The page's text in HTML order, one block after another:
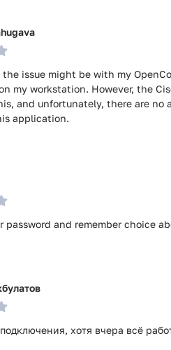
issue might be with my
my workstation. However, the
and unfortunately, there are no
application.
password and remember choice
хотя вчера всё